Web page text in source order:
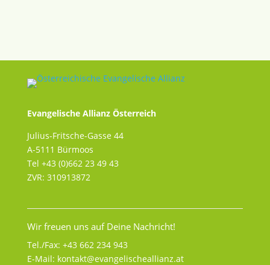
Evangelische Allianz Österreich
Julius-Fritsche-Gasse 44
A-5111 Bürmoos
Tel +43 (0)662 23 49 43
ZVR: 310913872
Wir freuen uns auf Deine Nachricht!
Tel./Fax: +43 662 234 943
E-Mail: kontakt@evangelischeallianz.at